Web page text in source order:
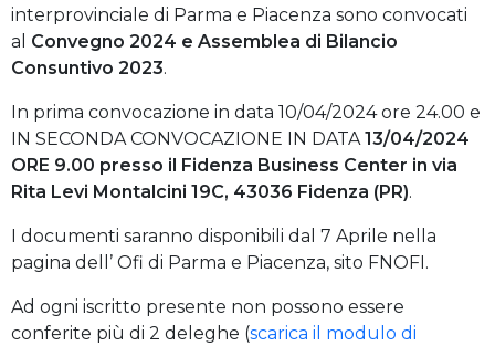
interprovinciale di Parma e Piacenza sono convocati
al Convegno 2024 e Assemblea di Bilancio
Consuntivo 2023.
In prima convocazione in data 10/04/2024 ore 24.00 e
IN SECONDA CONVOCAZIONE IN DATA13/04/2024
ORE 9.00 presso il Fidenza Business Center in via
Rita Levi Montalcini 19C, 43036 Fidenza (PR).
I documenti saranno disponibili dal 7 Aprile nella
pagina dell’ Ofi di Parma e Piacenza, sito FNOFI.
Ad ogni iscritto presente non possono essere
conferite più di 2 deleghe (scarica il modulo di